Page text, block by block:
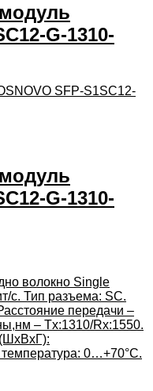
G-1310-
G-1310-
волокно Single
c. Тип разъема: SC.
передачи –
– Tx:1310/Rx:1550.
0…+70°С.